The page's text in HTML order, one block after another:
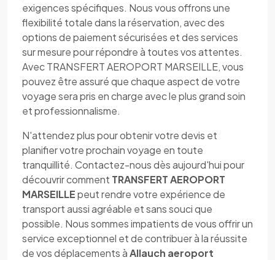
exigences spécifiques. Nous vous offrons une
flexibilité totale dans la réservation, avec des
options de paiement sécurisées et des services
sur mesure pour répondre à toutes vos attentes.
Avec TRANSFERT AEROPORT MARSEILLE, vous
pouvez être assuré que chaque aspect de votre
voyage sera pris en charge avec le plus grand soin
et professionnalisme.
N'attendez plus pour obtenir votre devis et
planifier votre prochain voyage en toute
tranquillité. Contactez-nous dès aujourd'hui pour
découvrir comment TRANSFERT AEROPORT
MARSEILLEpeut rendre votre expérience de
transport aussi agréable et sans souci que
possible. Nous sommes impatients de vous offrir un
service exceptionnel et de contribuer à la réussite
de vos déplacements àAllauch aeroport